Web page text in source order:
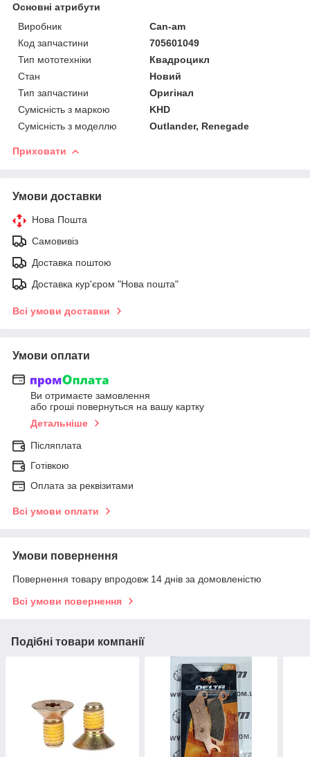
Основні атрибути
Виробник
Can-am
Код запчастини
705601049
Тип мототехніки
Квадроцикл
Стан
Новий
Тип запчастини
Оригінал
Сумісність з маркою
KHD
Сумісність з моделлю
Outlander, Renegade
Приховати
Умови доставки
Нова Пошта
Самовивіз
Доставка поштою
Доставка кур'єром "Нова пошта"
Всі умови доставки
Умови оплати
Ви отримаєте замовлення
або гроші повернуться на вашу картку
Детальніше
Післяплата
Готівкою
Оплата за реквізитами
Всі умови оплати
Умови повернення
Повернення товару впродовж 14 днів за домовленістю
Всі умови повернення
Подібні товари компанії